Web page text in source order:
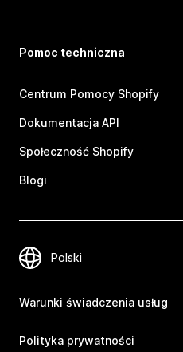
Pomoc techniczna
Centrum Pomocy Shopify
Dokumentacja API
Społeczność Shopify
Blogi
Warunki świadczenia usług
Polityka prywatności